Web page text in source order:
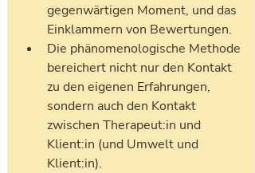
gegenwärtigen Moment, und das
Einklammern von Bewertungen.
Die phänomenologische Methode
bereichert nicht nur den Kontakt
zu den eigenen Erfahrungen,
sondern auch den Kontakt
zwischen Therapeut:in und
Klient:in (und Umwelt und
Klient:in).